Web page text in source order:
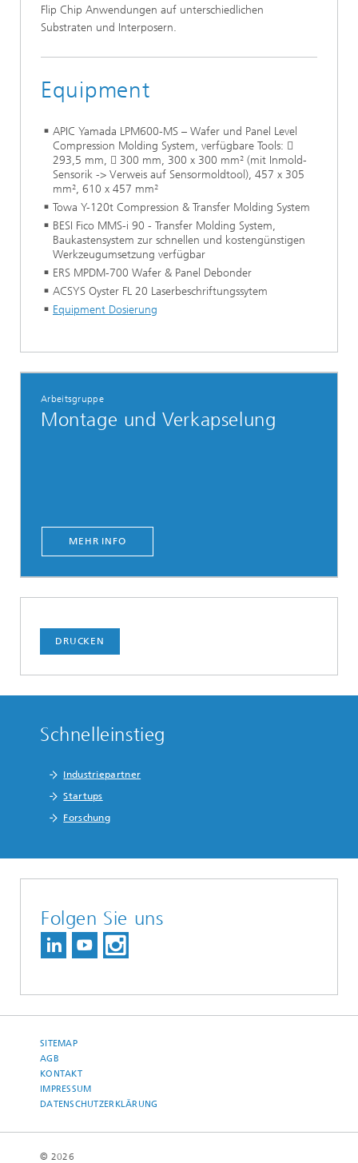
Flip Chip Anwendungen auf unterschiedlichen
Substraten und Interposern.
Equipment
APIC Yamada LPM600-MS – Wafer und Panel Level
Compression Molding System, verfügbare Tools: 
293,5 mm,  300 mm, 300 x 300 mm² (mit Inmold-
Sensorik -> Verweis auf Sensormoldtool), 457 x 305
mm², 610 x 457 mm²
Towa Y-120t Compression & Transfer Molding System
BESI Fico MMS-i 90 - Transfer Molding System,
Baukastensystem zur schnellen und kostengünstigen
Werkzeugumsetzung verfügbar
ERS MPDM-700 Wafer & Panel Debonder
ACSYS Oyster FL 20 Laserbeschriftungssytem
Equipment Dosierung
Arbeitsgruppe
Montage und Verkapselung
MEHR INFO
DRUCKEN
Schnelleinstieg
Industriepartner
Startups
Forschung
Folgen Sie uns
SITEMAP
AGB
KONTAKT
IMPRESSUM
DATENSCHUTZERKLÄRUNG
© 2026